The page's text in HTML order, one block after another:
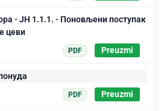
- ЈН 1.1.1. - Поновљени поступак
цеви
PDF Preuzmi
PDF Preuzmi